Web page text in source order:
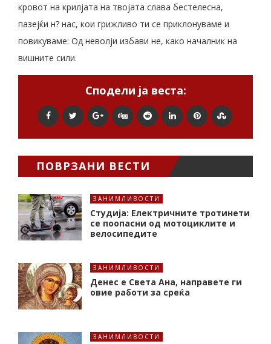
кровот на крилјата на твојата слава бестелесна,
пазејќи н? нас, кои грижливо ти се приклонуваме и
повикуваме: Од неволји избави не, како началник на
вишните сили.
Сподели ја веста:
ПОВРЗАНИ ВЕСТИ
ЗАНИМЛИВОСТИ
Студија: Електричните тротинети
се поопасни од мотоциклите и
велосипедите
ЗАНИМЛИВОСТИ
Денес е Света Ана, направете ги
овие работи за среќа
ЗАНИМЛИВОСТИ